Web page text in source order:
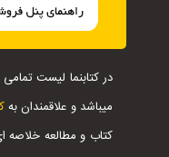
در کتابنما لیست
میباشد و علاقمندان به
کتاب و مطالعه خلاصه